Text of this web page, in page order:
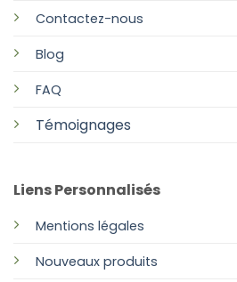
Contactez-nous
Blog
FAQ
Témoignages
Liens Personnalisés
Mentions légales
Nouveaux produits